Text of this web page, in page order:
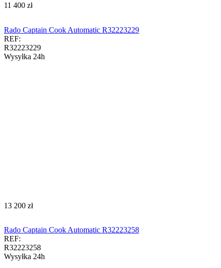
‍11 400‍ zł
Rado Captain Cook Automatic R32223229
REF:
R32223229
Wysyłka 24h
‍13 200‍ zł
Rado Captain Cook Automatic R32223258
REF:
R32223258
Wysyłka 24h